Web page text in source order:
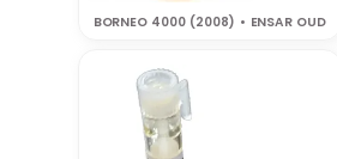
BORNEO 4000 (2008) • ENSAR OUD